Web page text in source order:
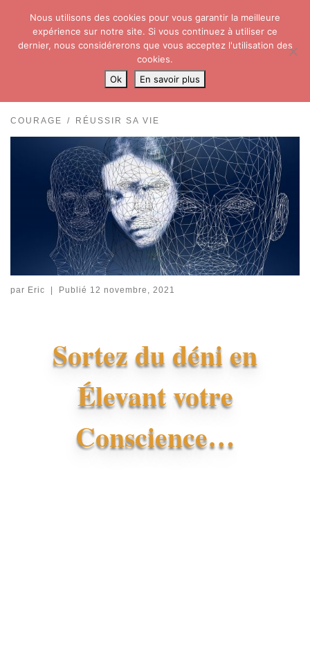
Skip to content
Search
Développement personnel»Courage
Élevant votre Conscience…
COURAGE RÉUSSIR SA VIE
par Eric Publié 12 novembre, 2021
Sortez du déni en
Élevant votre
Conscience…
Nous utilisons des cookies pour vous garantir la meilleure
expérience sur notre site. Si vous continuez à utiliser ce
dernier, nous considérerons que vous acceptez l'utilisation des
cookies.
Ok
En savoir plus